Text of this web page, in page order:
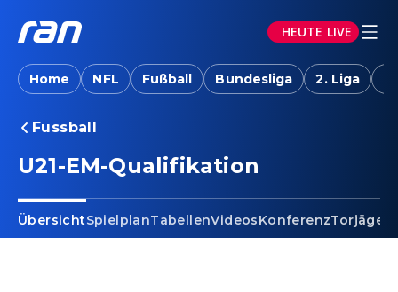
HEUTE LIVE
Home NFL Fußball Bundesliga 2. Liga
Fussball
U21-EM-Qualifikation
ÜbersichtSpielplanTabellenVideosKonferenzTorjäger